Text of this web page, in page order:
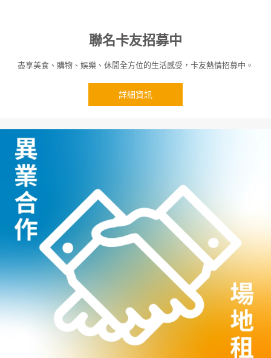
聯名卡友招募中
盡享美食、購物、娛樂、休閒全方位的生活感受，卡友熱情招募中。
詳細資訊